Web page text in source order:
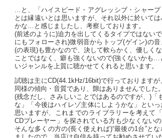
…と、「ハイスピード・アグレッシブ・シャー
とは縁遠いとは思いますが、それ以外に於いて
かな…と感じましたし、考察しております。
(前述のように)迫力を出してくるタイプではない
にもフォローされ)微弱音からトップ(ゲイン)の
(の表現)も豊かなので、決して軟らかく、優しく
ことではなく、癖も強くないので(強くないかも
いジャンルを上質に聴かせてくれると思います。
試聴は主にCD(44.1kHz/16bit)で行っておりますが
同様の傾向・音質であり、隙はありませんでした。
(残念だし、さみしいことではあるのですが、)「
な」「今後はハイレゾ主体にしようかな」とい
思いますが、これまでのライブラリーを考えて
CDプレーヤー」を探されている方も少なくない
そんな多くの方の(長く使えれば)“最後の1台”と